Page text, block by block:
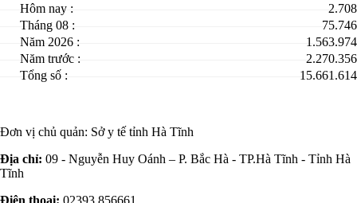
Hôm nay :
2.708
Tháng 08 :
75.746
Năm 2026 :
1.563.974
Năm trước :
2.270.356
Tổng số :
15.661.614
Đơn vị chủ quản: Sở y tế tỉnh Hà Tĩnh
Địa chỉ: 09 - Nguyễn Huy Oánh – P. Bắc Hà - TP.Hà Tĩnh - Tỉnh Hà
Tĩnh